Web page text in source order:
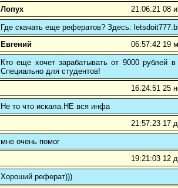
Лопух
21:06:21 08
Где скачать еще рефератов? Здесь:
Евгений
06:57:42 19
Кто еще хочет зарабатывать от 9000 рублей
Cпециально для студентов!
16:24:51 25
Не то что искала.НЕ вся инфа
21:57:23 17
мне очень помог
19:21:03 12
Хороший реферат)))